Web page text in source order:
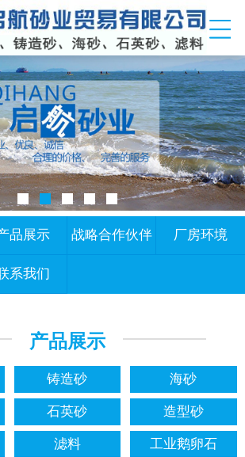
品展示 战略合作伙伴 厂房环境
系我们
产品展示
铸造砂 海砂
石英砂 造型砂
滤料 工业鹅卵石